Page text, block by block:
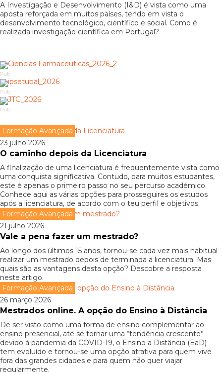
A Investigação e Desenvolvimento (I&D) é vista como uma
aposta reforçada em muitos países, tendo em vista o
desenvolvimento tecnológico, científico e social. Como é
realizada investigação científica em Portugal?
Pub
Pub
Pub
Formação Avançada
23 julho 2026
O caminho depois da Licenciatura
A finalização de uma licenciatura é frequentemente vista como
uma conquista significativa. Contudo, para muitos estudantes,
este é apenas o primeiro passo no seu percurso académico.
Conhece aqui as várias opções para prosseguires os estudos
após a licenciatura, de acordo com o teu perfil e objetivos.
Formação Avançada
21 julho 2026
Vale a pena fazer um mestrado?
Ao longo dos últimos 15 anos, tornou-se cada vez mais habitual
realizar um mestrado depois de terminada a licenciatura. Mas
quais são as vantagens desta opção? Descobre a resposta
neste artigo.
Formação Avançada
26 março 2026
Mestrados online. A opção do Ensino à Distância
De ser visto como uma forma de ensino complementar ao
ensino presencial, até se tornar uma “tendência crescente”
devido à pandemia da COVID-19, o Ensino a Distância (EaD)
tem evoluído e tornou-se uma opção atrativa para quem vive
fora das grandes cidades e para quem não quer viajar
regularmente.